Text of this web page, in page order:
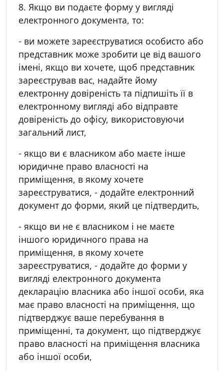
8. Якщо ви подаєте форму у вигляді
електронного документа, то:
- ви можете зареєструватися особисто або
представник може зробити це від вашого
імені, якщо ви хочете, щоб представник
зареєстрував вас, надайте йому
електронну довіреність та підпишіть її в
електронному вигляді або відправте
довіреність до офісу, використовуючи
загальний лист,
- якщо ви є власником або маєте інше
юридичне право власності на
приміщення, в якому хочете
зареєструватися, - додайте електронний
документ до форми, який це підтвердить,
- якщо ви не є власником і не маєте
іншого юридичного права на
приміщення, в якому хочете
зареєструватися, - додайте до форми у
вигляді електронного документа
декларацію власника або іншої особи, яка
має право власності на приміщення, що
підтверджує ваше перебування в
приміщенні, та документ, що підтверджує
право власності на приміщення власника
або іншої особи,